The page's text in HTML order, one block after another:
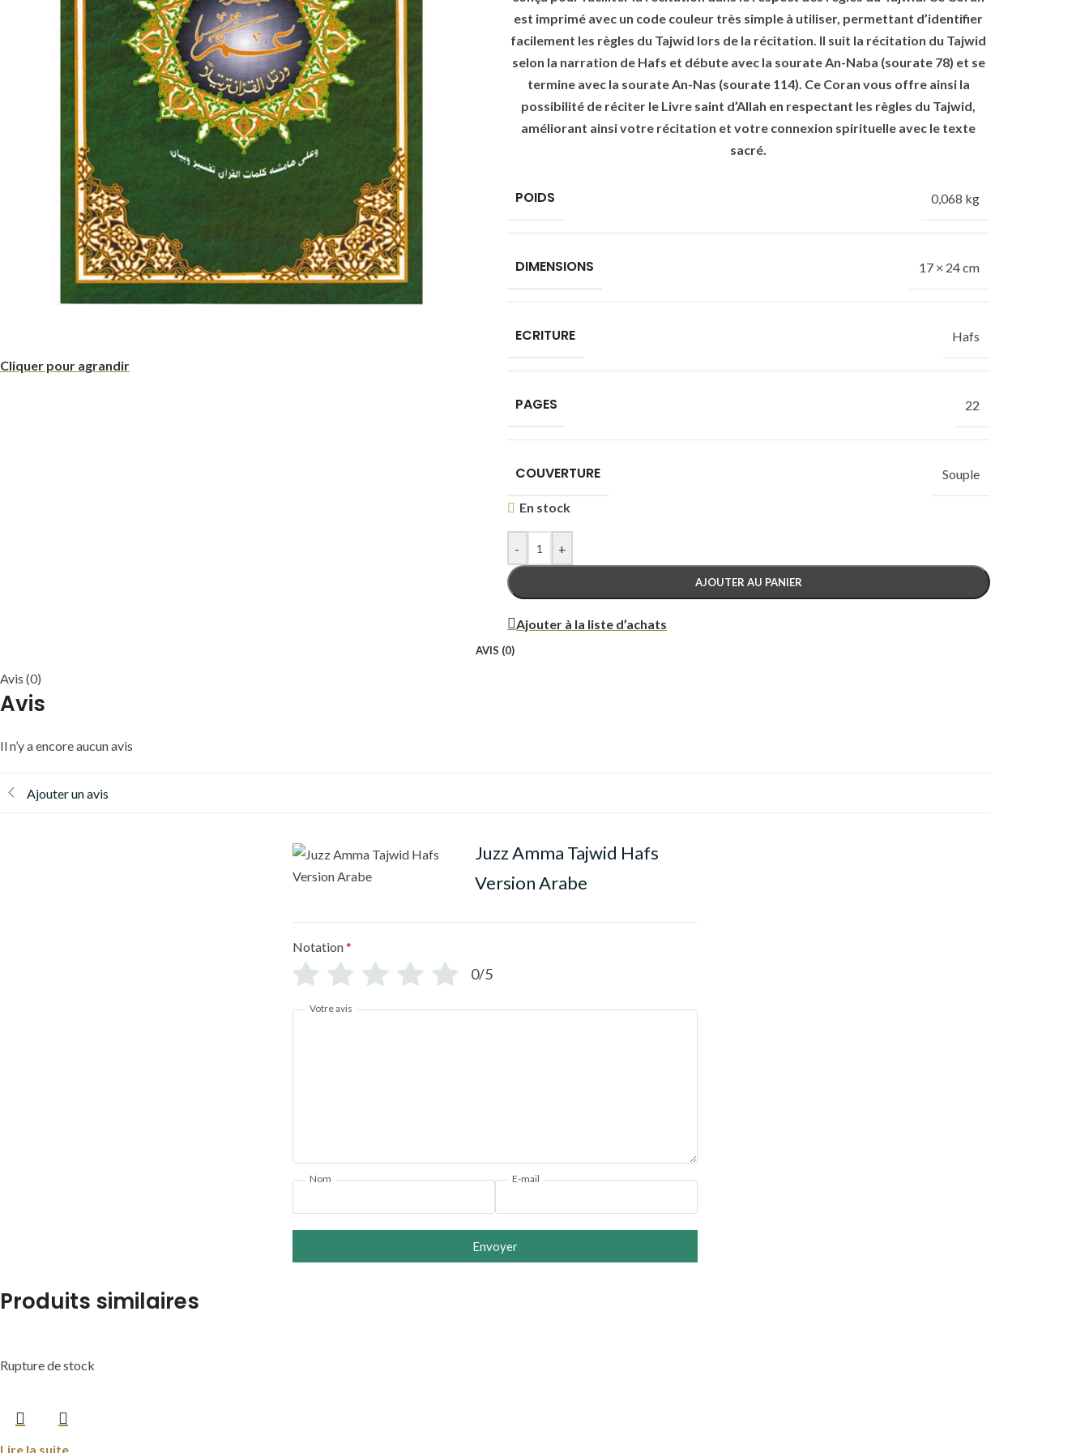
Cliquer pour agrandir
est imprimé avec un code couleur très simple à utiliser, permettant d’identifier
facilement les règles du Tajwid lors de la récitation. Il suit la récitation du Tajwid
selon la narration de Hafs et débute avec la sourate An-Naba (sourate 78) et se
termine avec la sourate An-Nas (sourate 114). Ce Coran vous offre ainsi la
possibilité de réciter le Livre saint d’Allah en respectant les règles du Tajwid,
améliorant ainsi votre récitation et votre connexion spirituelle avec le texte
sacré.
POIDS 0,068 kg
DIMENSIONS 17 × 24 cm
ECRITURE Hafs
PAGES 22
COUVERTURE Souple
En stock
- +
AJOUTER AU PANIER
Ajouter à la liste d’achats
AVIS (0)
Avis (0)
Avis
Il n’y a encore aucun avis
Ajouter un avis
Juzz Amma Tajwid Hafs
Version Arabe
Notation*
0/5
Votre avis
Nom E-mail
Envoyer
Produits similaires
Rupture de stock
Lire la suite